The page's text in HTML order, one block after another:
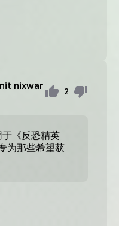
nixwar 2
《反恐精英
为那些希望获